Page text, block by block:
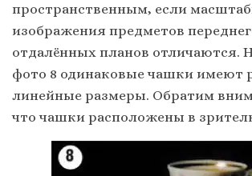
пространственным, если
изображения предметов
отдалённых планов отличаются.
фото 8 одинаковые чашки имеют
линейные размеры. Обратим
что чашки расположены в